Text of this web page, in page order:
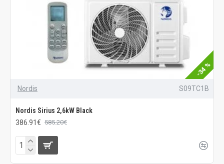
-34 %
Nordis S09TC1B
Nordis Sirius 2,6kW Black
386.91€ 585.20€